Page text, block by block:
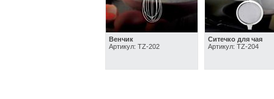
Венчик
Артикул: TZ-202
Ситечко для чая
Артикул: TZ-204